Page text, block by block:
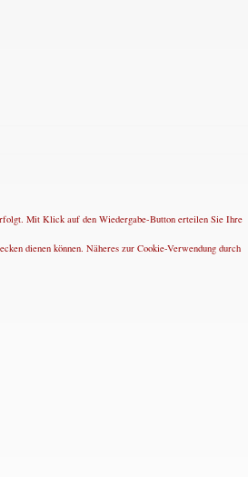
Mit Klick auf den Wiedergabe-Button erteilen Sie Ihre
dienen können. Näheres zur Cookie-Verwendung durch